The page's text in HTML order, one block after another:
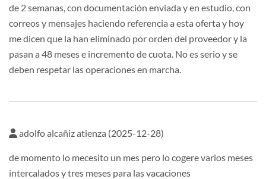
de 2 semanas, con documentación enviada y en estudio, con
correos y mensajes haciendo referencia a esta oferta y hoy
me dicen que la han eliminado por orden del proveedor y la
pasan a 48 meses e incremento de cuota. No es serio y se
deben respetar las operaciones en marcha.
adolfo alcañiz atienza (2025-12-28)
de momento lo mecesito un mes pero lo cogere varios meses
intercalados y tres meses para las vacaciones